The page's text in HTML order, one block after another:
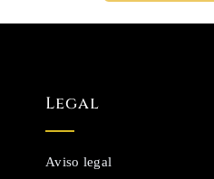
Legal
Aviso legal